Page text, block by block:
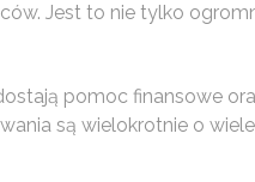
Jest to nie tylko
pomoc finansowe
są wielokrotnie o